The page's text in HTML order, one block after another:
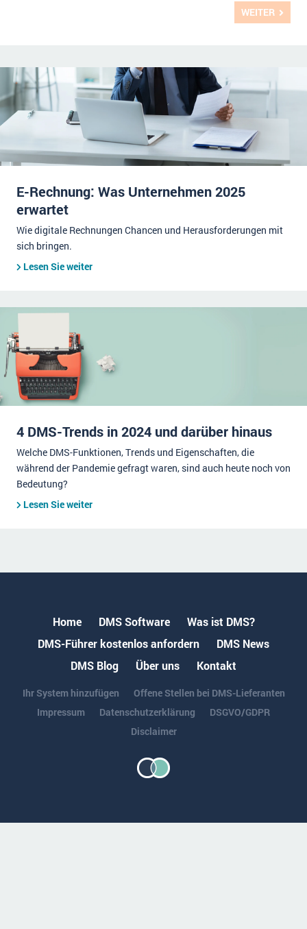
WEITER
E-Rechnung: Was Unternehmen 2025
erwartet
Wie digitale Rechnungen Chancen und Herausforderungen mit
sich bringen.
Lesen Sie weiter
4 DMS-Trends in 2024 und darüber hinaus
Welche DMS-Funktionen, Trends und Eigenschaften, die
während der Pandemie gefragt waren, sind auch heute noch von
Bedeutung?
Lesen Sie weiter
Home DMS Software
Was ist DMS?
DMS-Führer kostenlos anfordern
DMS News
DMS Blog
Über uns Kontakt
Ihr System hinzufügen
Offene Stellen bei DMS-Lieferanten
Impressum
Datenschutzerklärung
DSGVO/GDPR
Disclaimer